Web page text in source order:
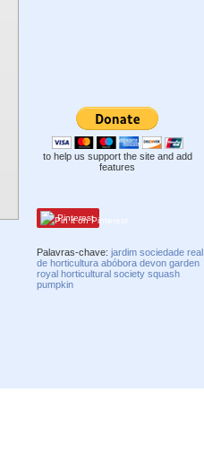
to help us support the site and add
features
Pinterest
Palavras-chave:jardim sociedade real
de horticultura abóbora devon garden
royal horticultural society squash
pumpkin